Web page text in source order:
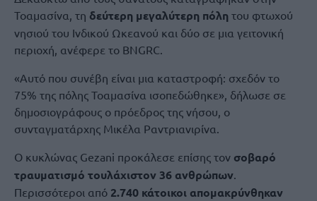
Τοαμασίνα, τη δεύτερη μεγαλύτερη πόλη του φτωχού
νησιού του Ινδικού Ωκεανού και δύο σε μια γειτονική
περιοχή, ανέφερε το BNGRC.
«Αυτό που συνέβη είναι μια καταστροφή: σχεδόν το
75% της πόλης Τοαμασίνα ισοπεδώθηκε», δήλωσε σε
δημοσιογράφους ο πρόεδρος της νήσου, ο
συνταγματάρχης Μικέλα Ραντριανιρίνα.
Ο κυκλώνας Gezani προκάλεσε επίσης τον σοβαρό
τραυματισμό τουλάχιστον 36 ανθρώπων.
Περισσότεροι από 2.740 κάτοικοι απομακρύνθηκαν